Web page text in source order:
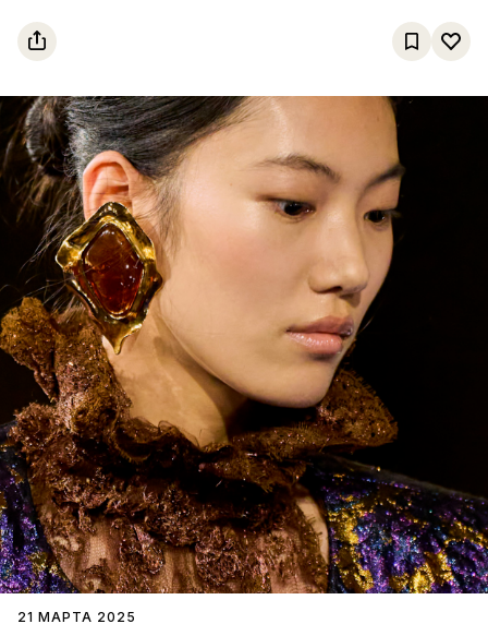
21 МАРТА 2025